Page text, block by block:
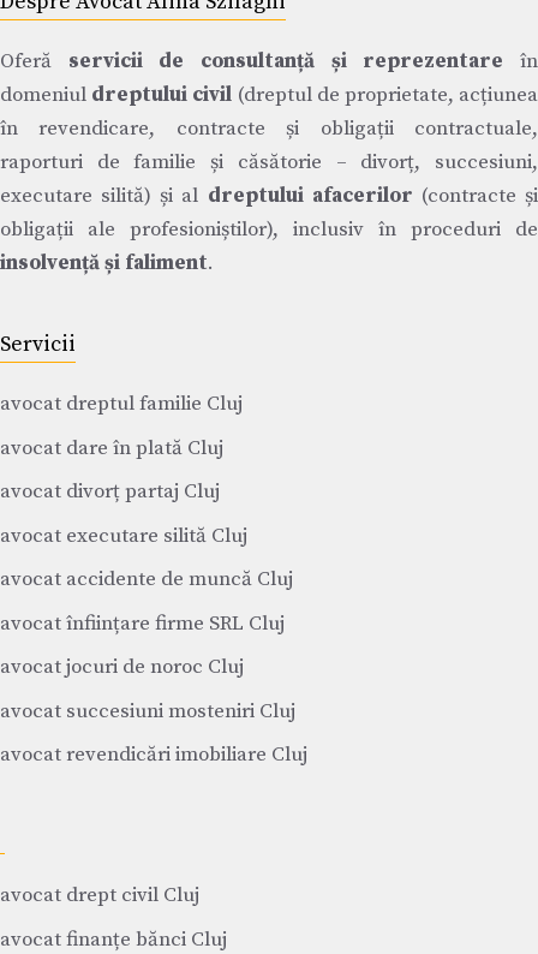
Oferă servicii de consultanță și reprezentare în
domeniul dreptului civil (dreptul de proprietate, acțiunea
în revendicare, contracte și obligații contractuale,
raporturi de familie și căsătorie – divorț, succesiuni,
executare silită) și al dreptului afacerilor (contracte și
obligații ale profesioniștilor), inclusiv în proceduri de
insolvență și faliment.
Servicii
avocat dreptul familie Cluj
avocat dare în plată Cluj
avocat divorț partaj Cluj
avocat executare silită Cluj
avocat accidente de muncă Cluj
avocat înființare firme SRL Cluj
avocat jocuri de noroc Cluj
avocat succesiuni mosteniri Cluj
avocat revendicări imobiliare Cluj
avocat drept civil Cluj
avocat finanțe bănci Cluj